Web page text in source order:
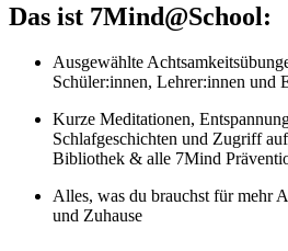
Das ist 7Mind@School:
Ausgewählte
Schüler:innen, Lehrer:innen und
Kurze Meditationen,
Schlafgeschichten und Zugriff
Bibliothek & alle 7Mind
Alles, was du brauchst für mehr
und Zuhause